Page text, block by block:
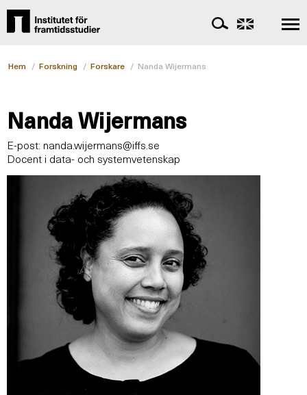
Hem / Forskning / Forskare / Nanda Wijermans
Nanda Wijermans
E-post: nanda.wijermans@iffs.se
Docent i data- och systemvetenskap